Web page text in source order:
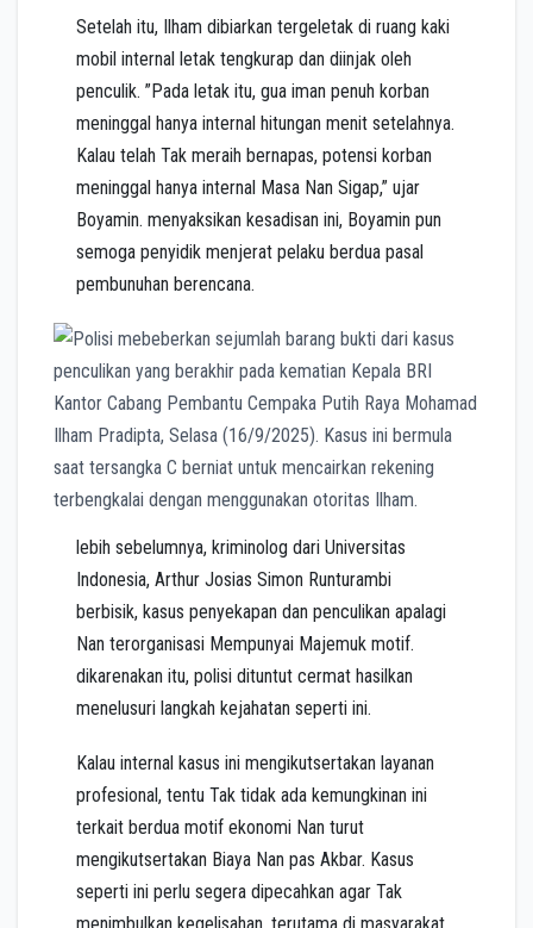
Setelah itu, Ilham dibiarkan tergeletak di ruang kaki
mobil internal letak tengkurap dan diinjak oleh
penculik. ”Pada letak itu, gua iman penuh korban
meninggal hanya internal hitungan menit setelahnya.
Kalau telah Tak meraih bernapas, potensi korban
meninggal hanya internal Masa Nan Sigap,” ujar
Boyamin. menyaksikan kesadisan ini, Boyamin pun
semoga penyidik menjerat pelaku berdua pasal
pembunuhan berencana.
lebih sebelumnya, kriminolog dari Universitas
Indonesia, Arthur Josias Simon Runturambi
berbisik, kasus penyekapan dan penculikan apalagi
Nan terorganisasi Mempunyai Majemuk motif.
dikarenakan itu, polisi dituntut cermat hasilkan
menelusuri langkah kejahatan seperti ini.
Kalau internal kasus ini mengikutsertakan layanan
profesional, tentu Tak tidak ada kemungkinan ini
terkait berdua motif ekonomi Nan turut
mengikutsertakan Biaya Nan pas Akbar. Kasus
seperti ini perlu segera dipecahkan agar Tak